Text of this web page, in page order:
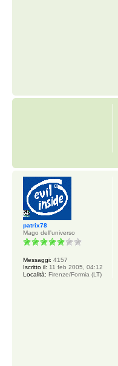
patrix78
Mago dell'universo
Messaggi: 4157
Iscritto il: 11 feb 2005, 04:12
Località: Firenze/Formia (LT)